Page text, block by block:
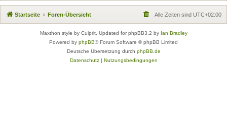
Startseite Foren-Übersicht Alle Zeiten sind UTC+02:00
Maxthon style by Culprit. Updated for phpBB3.2 by Ian Bradley
Powered by phpBB® Forum Software © phpBB Limited
Deutsche Übersetzung durch phpBB.de
Datenschutz| Nutzungsbedingungen